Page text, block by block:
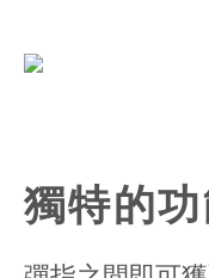
獨特的